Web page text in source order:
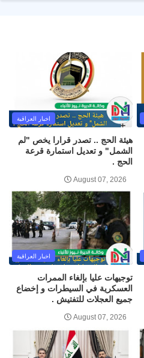
اخبار العراقية
هيئة الحج .. تصدر قرارا يخص "لم
الشمل" و تعديل استمارة قرعة
الحج .
August 07, 2026
اخبار العراقية
توجيهات عليا بإلغاء الممرات
العسكرية في السيطرات و إخضاع
جميع العجلات للتفتيش .
August 07, 2026